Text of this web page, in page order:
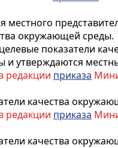
местного
окружающей среды.
показатели
утверждаются
редакции приказа
качества
редакции приказа
качества